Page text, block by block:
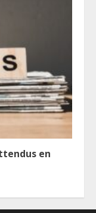
en